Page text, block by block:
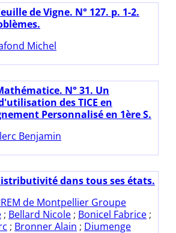
de Vigne. N° 127. p. 1-2.
Michel
N° 31. Un
des TICE en
Personnalisé en 1ère S.
Benjamin
dans tous ses états.
de Montpellier Groupe
; Bellard Nicole ; Bonicel Fabrice ;
; Bronner Alain ; Diumenge